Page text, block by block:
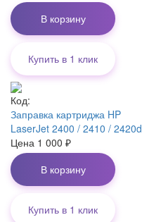
В корзину
Купить в 1 клик
Код:
Заправка картриджа HP
LaserJet 2400 / 2410 / 2420d
Цена 1 000 ₽
В корзину
Купить в 1 клик